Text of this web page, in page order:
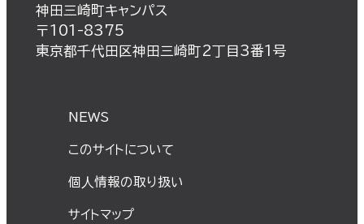
神田三崎町キャンパス
〒101-8375
東京都千代田区神田三崎町2丁目3番1号
NEWS
このサイトについて
個⼈情報の取り扱い
サイトマップ